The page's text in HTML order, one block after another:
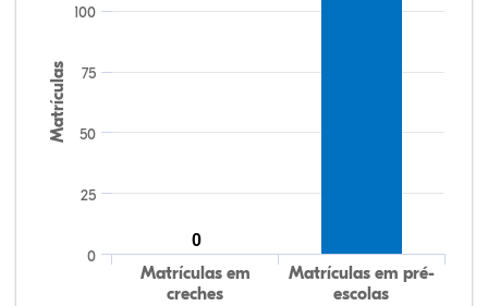
Matrículas
Matrículas em
creches
Matrículas em pré-
escolas
0
25
50
75
100
0